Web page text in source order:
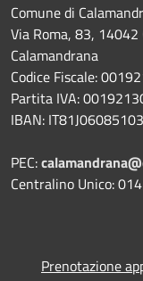
Comune di
Via Roma, 83,
Calamandrana
Codice Fiscale:
Partita IVA:
IBAN:
PEC:
Centralino Unico:
Prenotazione